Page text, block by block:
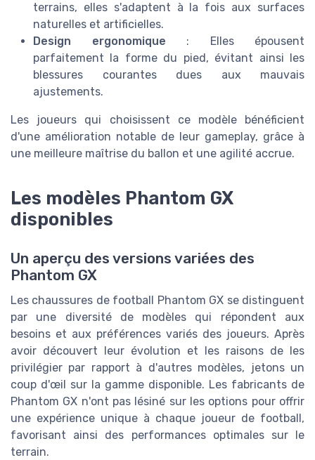
terrains, elles s'adaptent à la fois aux surfaces
naturelles et artificielles.
Design ergonomique : Elles épousent
parfaitement la forme du pied, évitant ainsi les
blessures courantes dues aux mauvais
ajustements.
Les joueurs qui choisissent ce modèle bénéficient
d'une amélioration notable de leur gameplay, grâce à
une meilleure maîtrise du ballon et une agilité accrue.
Les modèles Phantom GX
disponibles
Un aperçu des versions variées des
Phantom GX
Les chaussures de football Phantom GX se distinguent
par une diversité de modèles qui répondent aux
besoins et aux préférences variés des joueurs. Après
avoir découvert leur évolution et les raisons de les
privilégier par rapport à d'autres modèles, jetons un
coup d'œil sur la gamme disponible. Les fabricants de
Phantom GX n'ont pas lésiné sur les options pour offrir
une expérience unique à chaque joueur de football,
favorisant ainsi des performances optimales sur le
terrain.